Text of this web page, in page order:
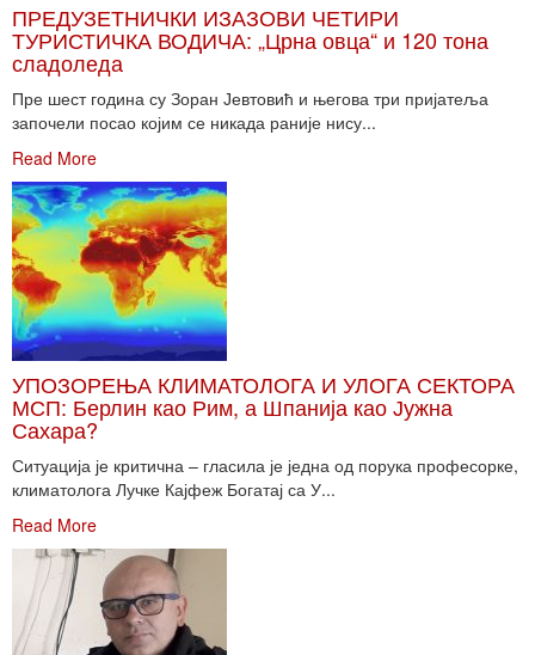
ПРЕДУЗЕТНИЧКИ ИЗАЗОВИ ЧЕТИРИ
ТУРИСТИЧКА ВОДИЧА: „Црна овца“ и 120 тона
сладоледа
Пре шест година су Зоран Јевтовић и његова три пријатеља
започели посао којим се никада раније нису...
Read More
УПОЗОРЕЊА КЛИМАТОЛОГА И УЛОГА СЕКТОРА
МСП: Берлин као Рим, а Шпанија као Јужна
Сахара?
Ситуација је критична – гласила је једна од порука професорке,
климатолога Лучке Кајфеж Богатај са У...
Read More